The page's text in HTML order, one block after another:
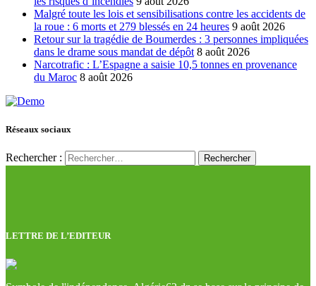
Malgré toute les lois et sensibilisations contre les accidents de
la roue : 6 morts et 279 blessés en 24 heures 9 août 2026
Retour sur la tragédie de Boumerdes : 3 personnes impliquées
dans le drame sous mandat de dépôt 8 août 2026
Narcotrafic : L’Espagne a saisie 10,5 tonnes en provenance
du Maroc 8 août 2026
Réseaux sociaux
Rechercher :
LETTRE DE L’EDITEUR